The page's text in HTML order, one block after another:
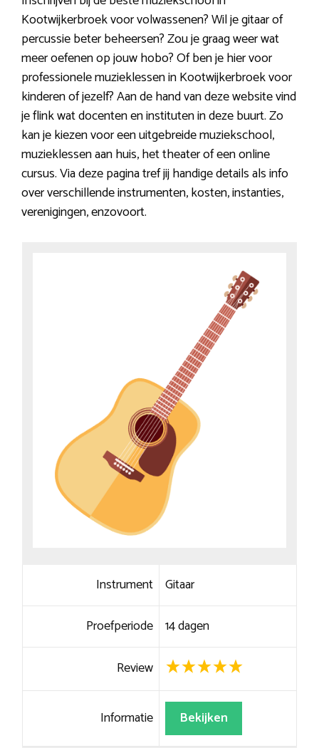
Kootwijkerbroek voor volwassenen? Wil je gitaar of
percussie beter beheersen? Zou je graag weer wat
meer oefenen op jouw hobo? Of ben je hier voor
professionele muzieklessen in Kootwijkerbroek voor
kinderen of jezelf? Aan de hand van deze website vind
je flink wat docenten en instituten in deze buurt. Zo
kan je kiezen voor een uitgebreide muziekschool,
muzieklessen aan huis, het theater of een online
cursus. Via deze pagina tref jij handige details als info
over verschillende instrumenten, kosten, instanties,
verenigingen, enzovoort.
Instrument Gitaar
Proefperiode 14 dagen
Review
Informatie Bekijken